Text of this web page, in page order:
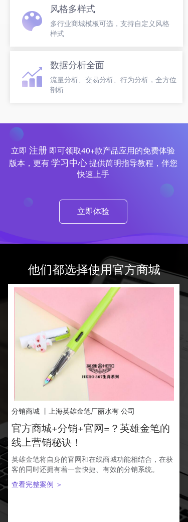
风格多样式
多行业商城模板可选，支持自定义风格
样式
数据分析全面
流量分析、交易分析、行为分析，全方位
剖析
立即 注册 即可领取40+款产品应用的免费体验
版本，更有学习中心提供简明指导教程，伴您
快速上手
立即体验
他们都选择使用官方商城
分销商城 丨上海英雄金笔厂丽水有 公司
官方商城+分销+官网=？英雄金笔的
线上营销秘诀！
英雄金笔将自身的官网和在线商城功能相结合，在获
客的同时还拥有着一套快捷、有效的分销系统。
查看完整案例 ＞